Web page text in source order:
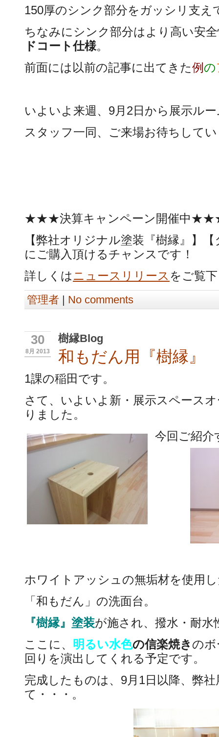
150厚のシンク部分をガッシリ支え
ちなみにシンク部分はより高い安
ドコート仕様。
前面には以前の記事に出てきた例 の
いよいよ来週、9月2日から展示ル
スタッフ一同、ご来場お待ちして
★★★決算キャンペーン開催中
【弊社オリジナル塗装『樹縁』】
にご購入頂けるチャンスです！
詳しくはニュースリリース をご覧
管理者 | No comments
30
8月 2013
樹縁Blog
和もだん用『樹縁』
1課の稲田です。
さて、いよいよ新・展示スペース
りました。
今回ご紹介
ホワイトアッシュの無垢材を使用
「和もだん」の洗面台。
『樹縁』塗装が施され、撥水・耐
ここに、 明るい水色の信楽焼き の
回りを演出してくれる予定です。
完成したものは、9月1日以降、弊
て・・・。